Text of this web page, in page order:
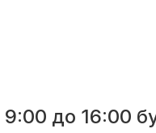
до 16:00